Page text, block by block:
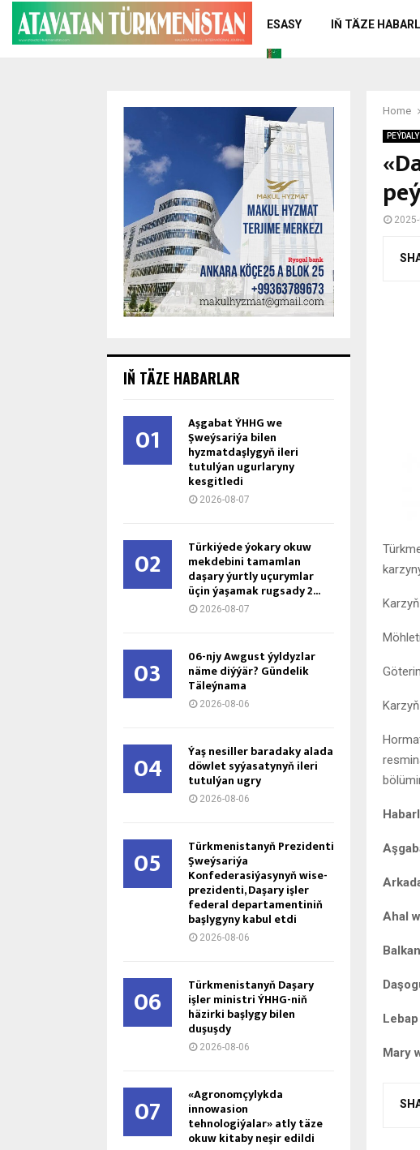
ESASY IŇ TÄZE
Home
Ahal
Mary
IŇ TÄZE HABARLAR
01 Aşgabat ÝHHG we
Şweýsariýa bilen
hyzmatdaşlygyň ileri
tutulýan ugurlaryny
kesgitledi
2026-08-07
02 Türkiýede ýokary okuw
mekdebini tamamlan
daşary ýurtly uçurymlar
üçin ýaşamak rugsady 2...
2026-08-07
03 06-njy Awgust ýyldyzlar
näme diýýär? Gündelik
Täleýnama
2026-08-06
04 Ýaş ne­sil­ler ba­ra­da­ky ala­da
döw­let sy­ýa­sa­ty­nyň ile­ri
tu­tul­ýan ug­ry
2026-08-06
05 Türkmenistanyň Prezidenti
Şweýsariýa
Konfederasiýasynyň wise-
prezidenti, Daşary işler
federal departamentiniň
başlygyny kabul etdi
2026-08-06
06 Türkmenistanyň Daşary
işler ministri ÝHHG-niň
häzirki başlygy bilen
duşuşdy
2026-08-06
07 «Agronomçylykda
innowasion
tehnologiýalar» atly täze
okuw kitaby neşir edildi